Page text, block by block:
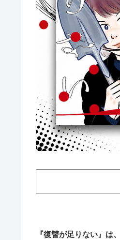
『復讐が足りない』は